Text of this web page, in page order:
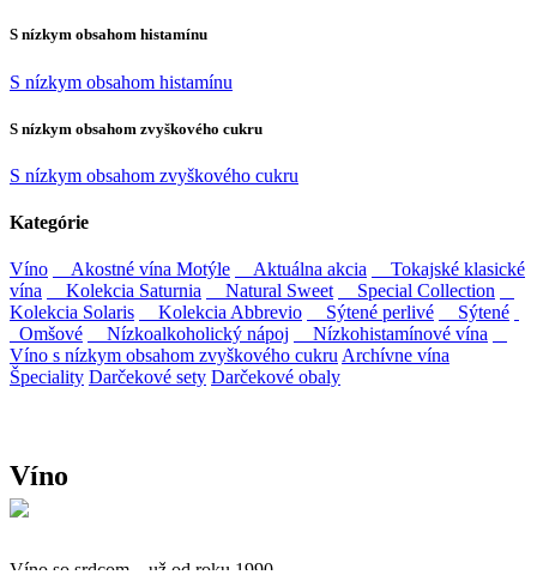
S nízkym obsahom histamínu
S nízkym obsahom histamínu
S nízkym obsahom zvyškového cukru
S nízkym obsahom zvyškového cukru
Kategórie
Víno Akostné vína Motýle Aktuálna akcia
Tokajské klasické
vína
Kolekcia Saturnia Natural Sweet
Special Collection
Kolekcia Solaris
Kolekcia Abbrevio Sýtené perlivé
Sýtené
Omšové
Nízkoalkoholický nápoj
Nízkohistamínové vína
Víno s nízkym obsahom zvyškového cukru Archívne vína
Špeciality Darčekové sety Darčekové obaly
Víno
Víno so srdcom – už od roku 1990